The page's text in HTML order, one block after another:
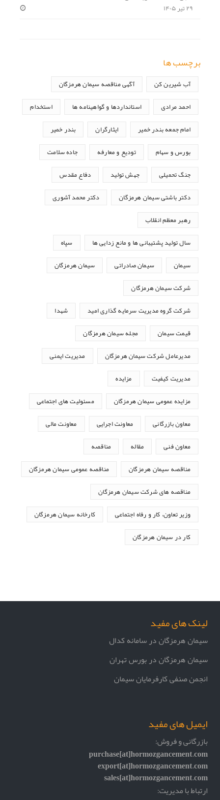
۲۹ تیر ۱۴۰۵
برچسب ها
آب شیرین کن آگهی مناقصه سیمان هرمزگان
احمد مرادی استانداردها و گواهینامه ها استخدام
امام جمعه بندر خمیر ایثارگران بندر خمیر
بورس و سهام تودیع و معارفه جاده سلامت
جنگ تحمیلی جهش تولید دفاع مقدس
دکتر باشتی سیمان هرمزگان دکتر محمد آشوری
رهبر معظم انقلاب
سال تولید پشتیبانی ها و مانع زدایی ها سپاه
سیمان سیمان صادراتی سیمان هرمزگان
شرکت سیمان هرمزگان
شرکت گروه مدیریت سرمایه گذاری امید شهدا
قیمت سیمان مجله سیمان هرمزگان
مدیرعامل شرکت سیمان هرمزگان مدیریت ایمنی
مدیریت کیفیت مزایده
مزایده عمومی سیمان هرمزگان مسئولیت های اجتماعی
معاون بازرگانی معاونت اجرایی معاونت مالی
معاون فنی مقاله مناقصه
مناقصه سیمان هرمزگان مناقصه عمومی سیمان هرمزگان
مناقصه های شرکت سیمان هرمزگان
وزیر تعاون، کار و رفاه اجتماعی کارخانه سیمان هرمزگان
کار در سیمان هرمزگان
لینک های مفید
سیمان هرمزگان در سامانه کدال
سیمان هرمزگان در بورس تهران
انجمن صنفی کارفرمایان سیمان
ایمیل های مفید
بازرگانی و فروش:
purchase[at]hormozgancement.com
export[at]hormozgancement.com
sales[at]hormozgancement.com
ارتباط با مدیریت: